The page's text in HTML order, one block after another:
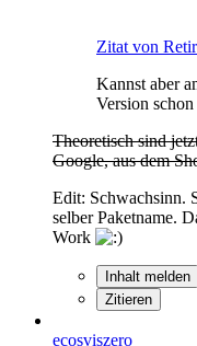
Zitat von
Kannst aber
Version schon
Theoretisch sind
Google, aus dem
Edit: Schwachsinn.
selber Paketname.
Work
Inhalt melden
Zitieren
ecosviszero